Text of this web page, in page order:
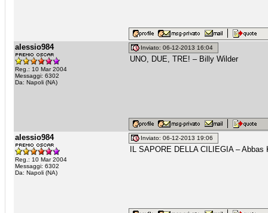
alessio984
Reg.: 10 Mar 2004
Messaggi: 6302
Da: Napoli (NA)
Inviato: 06-12-2013 16:04
UNO, DUE, TRE! – Billy Wilder
alessio984
Reg.: 10 Mar 2004
Messaggi: 6302
Da: Napoli (NA)
Inviato: 06-12-2013 19:06
IL SAPORE DELLA CILIEGIA – Abbas